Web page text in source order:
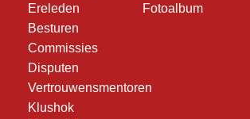
Ereleden
Besturen
Commissies
Disputen
Vertrouwensmentoren
Klushok
Fotoalbum